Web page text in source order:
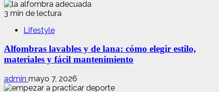
3 min de lectura
Lifestyle
Alfombras lavables y de lana: cómo elegir estilo,
materiales y fácil mantenimiento
admin mayo 7, 2026